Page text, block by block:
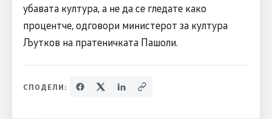
убавата култура, а не да се гледате како
процентче, одговори министерот за култура
Љутков на пратеничката Пашоли.
СПОДЕЛИ: